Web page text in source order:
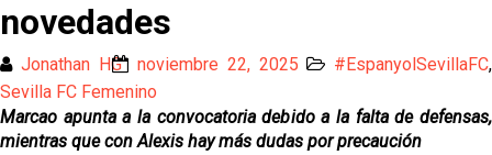
Los posibles herederos del número 16 tras la
marcha de Juanlu
Alberto Flores, muy cerca de convertirse en nuevo
novedades
Jonathan HG noviembre 22, 2025 #EspanyolSevillaFC,
Sevilla FC Femenino
Marcao apunta a la convocatoria debido a la falta de defensas,
mientras que con Alexis hay más dudas por precaución